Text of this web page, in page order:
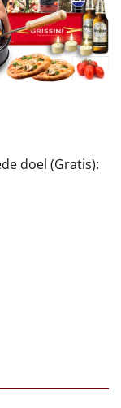
doel (Gratis):